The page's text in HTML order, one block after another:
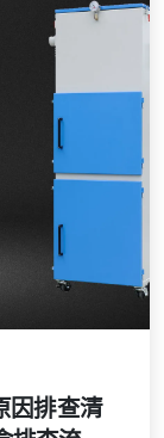
因排查清